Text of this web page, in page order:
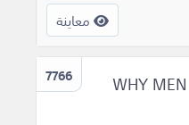
معاينة
7766
WHY